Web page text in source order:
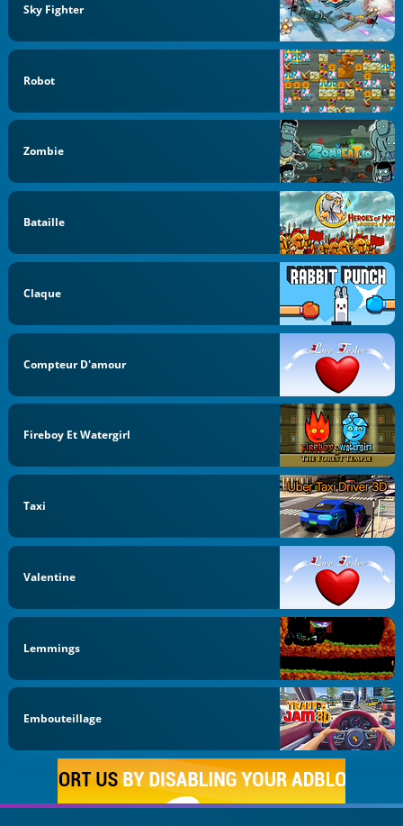
Sky Fighter
Robot
Zombie
Bataille
Claque
Compteur D'amour
Fireboy Et Watergirl
Taxi
Valentine
Lemmings
Embouteillage